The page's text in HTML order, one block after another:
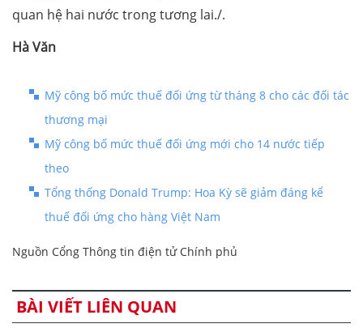
quan hệ hai nước trong tương lai./.
Hà Văn
Mỹ công bố mức thuế đối ứng từ tháng 8 cho các đối tác
thương mại
Mỹ công bố mức thuế đối ứng mới cho 14 nước tiếp
theo
Tổng thống Donald Trump: Hoa Kỳ sẽ giảm đáng kể
thuế đối ứng cho hàng Việt Nam
Nguồn Cổng Thông tin điện tử Chính phủ
BÀI VIẾT LIÊN QUAN